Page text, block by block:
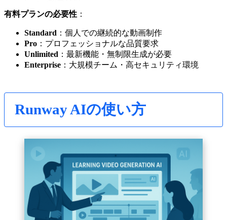
有料プランの必要性 ：
Standard ：個人での継続的な動画制作
Pro ：プロフェッショナルな品質要求
Unlimited ：最新機能・無制限生成が必要
Enterprise ：大規模チーム・高セキュリティ環境
Runway AIの使い方